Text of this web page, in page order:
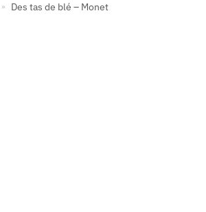
» Des tas de blé – Monet